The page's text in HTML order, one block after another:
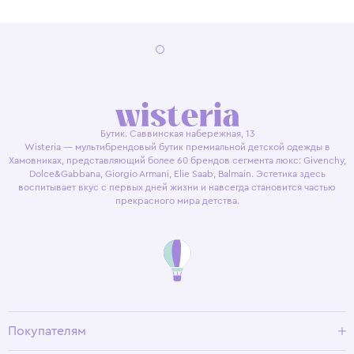
Бутик. Саввинская набережная, 13
Wisteria — мультибрендовый бутик премиальной детской одежды в
Хамовниках, представляющий более 60 брендов сегмента люкс: Givenchy,
Dolce&Gabbana, Giorgio Armani, Elie Saab, Balmain. Эстетика здесь
воспитывает вкус с первых дней жизни и навсегда становится частью
прекрасного мира детства.
Покупателям